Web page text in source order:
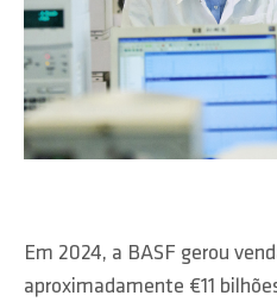
Em 2024, a BASF gerou
aproximadamente €11